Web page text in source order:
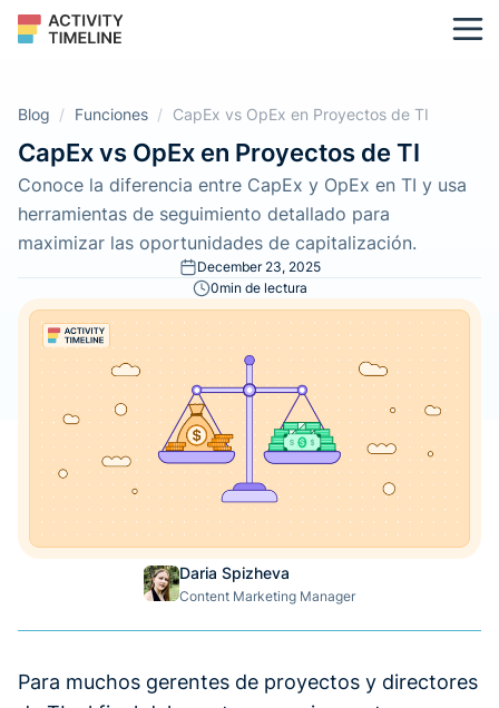
Blog / Funciones / CapEx vs OpEx en Proyectos de TI
CapEx vs OpEx en Proyectos de TI
Conoce la diferencia entre CapEx y OpEx en TI y usa
herramientas de seguimiento detallado para
maximizar las oportunidades de capitalización.
December 23, 2025
0min de lectura
Daria Spizheva
Content Marketing Manager
Para muchos gerentes de proyectos y directores